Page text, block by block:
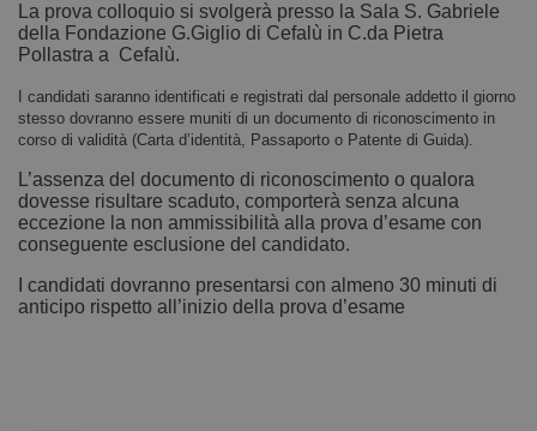
La prova colloquio si svolgerà presso la Sala S. Gabriele
della Fondazione G.Giglio di Cefalù in C.da Pietra
Pollastra a Cefalù.
I candidati saranno identificati e registrati dal personale addetto il giorno
stesso dovranno essere muniti di un documento di riconoscimento in
corso di validità (Carta d’identità, Passaporto o Patente di Guida).
L’assenza del documento di riconoscimento o qualora
dovesse risultare scaduto, comporterà senza alcuna
eccezione la non ammissibilità alla prova d’esame con
conseguente esclusione del candidato.
I candidati dovranno presentarsi con almeno 30 minuti di
anticipo rispetto all’inizio della prova d’esame